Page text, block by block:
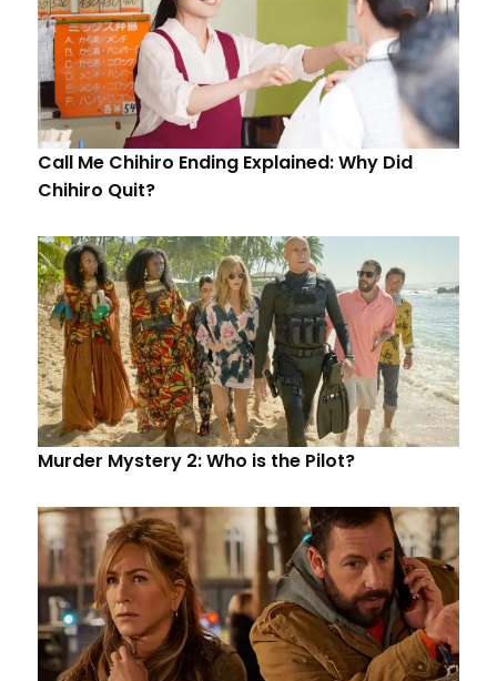
Call Me Chihiro Ending Explained: Why Did
Chihiro Quit?
Murder Mystery 2: Who is the Pilot?